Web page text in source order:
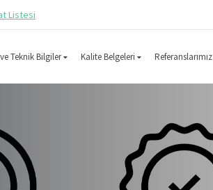
Listesi
Teknik Bilgiler Kalite Belgeleri Referanslarımız